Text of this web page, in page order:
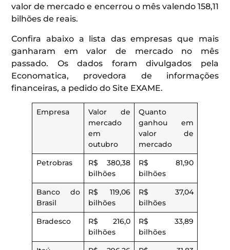
valor de mercado e encerrou o mês valendo 158,11
bilhões de reais.
Confira abaixo a lista das empresas que mais
ganharam em valor de mercado no mês
passado. Os dados foram divulgados pela
Economatica, provedora de informações
financeiras, a pedido do Site EXAME.
Empresa
Valor de
mercado
em
outubro
Quanto
ganhou em
valor de
mercado
Petrobras
R$ 380,38
bilhões
R$ 81,90
bilhões
Banco do
Brasil
R$ 119,06
bilhões
R$ 37,04
bilhões
Bradesco
R$ 216,0
bilhões
R$ 33,89
bilhões